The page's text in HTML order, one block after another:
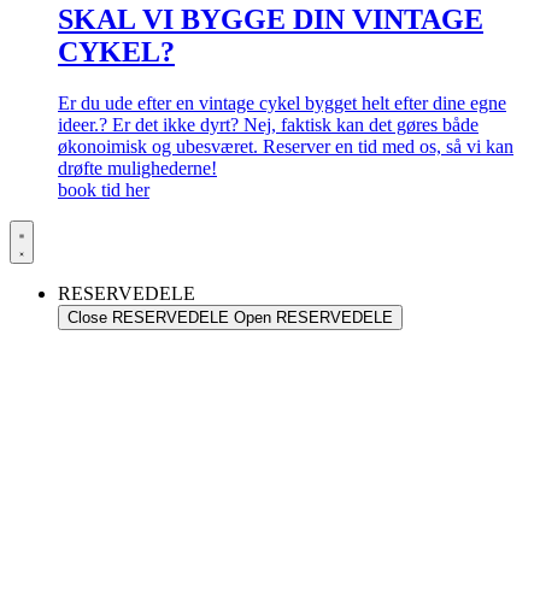
SKAL VI BYGGE DIN VINTAGE
CYKEL?
Er du ude efter en vintage cykel bygget helt efter dine egne
ideer.? Er det ikke dyrt? Nej, faktisk kan det gøres både
økonoimisk og ubesværet. Reserver en tid med os, så vi kan
drøfte mulighederne!
book tid her
RESERVEDELE
Close RESERVEDELE Open RESERVEDELE